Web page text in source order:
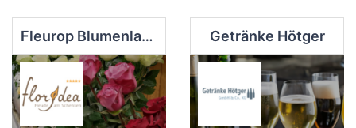
Fleurop Blumenladen Floridea Getränke Hötger